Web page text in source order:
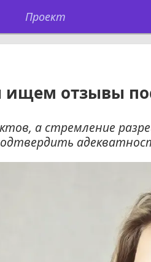
Проект
отзывы
а стремление